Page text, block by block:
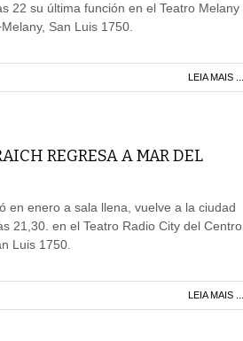
22 su última función en el Teatro Melany
San Luis 1750.
LEIA MAIS ...
REGRESA A MAR DEL
en enero a sala llena, vuelve a la ciudad
21,30. en el Teatro Radio City del Centro
Luis 1750.
LEIA MAIS ...